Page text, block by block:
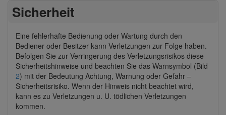
Sicherheit
Eine fehlerhafte Bedienung oder Wartung durch den
Bediener oder Besitzer kann Verletzungen zur Folge haben.
Befolgen Sie zur Verringerung des Verletzungsrisikos diese
Sicherheitshinweise und beachten Sie das Warnsymbol (Bild
2) mit der Bedeutung Achtung, Warnung oder Gefahr –
Sicherheitsrisiko. Wenn der Hinweis nicht beachtet wird,
kann es zu Verletzungen u. U. tödlichen Verletzungen
kommen.